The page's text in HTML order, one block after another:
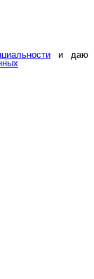
и даю